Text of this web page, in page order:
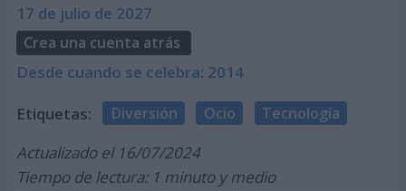
17 de julio de 2027
Crea una cuenta atrás
Desde cuando se celebra: 2014
Etiquetas: Diversión Ocio Tecnología
Actualizado el 16/07/2024
Tiempo de lectura: 1 minuto y medio